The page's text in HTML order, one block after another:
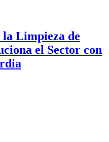
Limpieza de
el Sector con